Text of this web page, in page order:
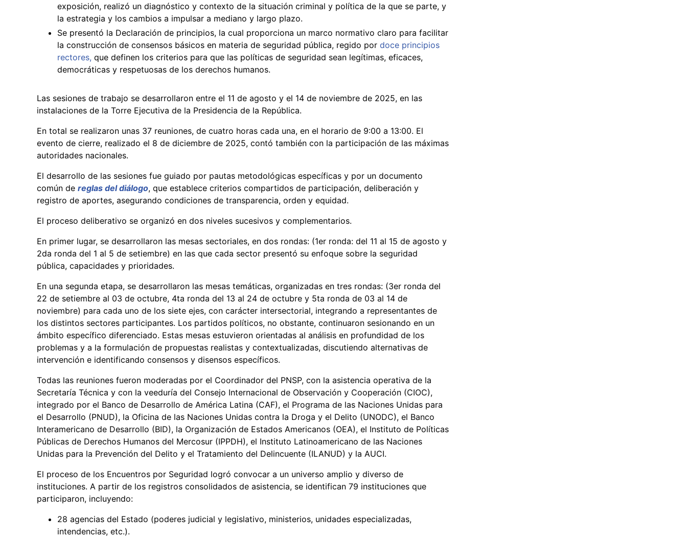
exposición, realizó un diagnóstico y contexto de la situación criminal y política de la que se parte, y
la estrategia y los cambios a impulsar a mediano y largo plazo.
Se presentó la Declaración de principios, la cual proporciona un marco normativo claro para facilitar
la construcción de consensos básicos en materia de seguridad pública, regido por doce principios
rectores, que definen los criterios para que las políticas de seguridad sean legítimas, eficaces,
democráticas y respetuosas de los derechos humanos.
Las sesiones de trabajo se desarrollaron entre el 11 de agosto y el 14 de noviembre de 2025, en las
instalaciones de la Torre Ejecutiva de la Presidencia de la República.
En total se realizaron unas 37 reuniones, de cuatro horas cada una, en el horario de 9:00 a 13:00. El
evento de cierre, realizado el 8 de diciembre de 2025, contó también con la participación de las máximas
autoridades nacionales.
El desarrollo de las sesiones fue guiado por pautas metodológicas específicas y por un documento
común de reglas del diálogo, que establece criterios compartidos de participación, deliberación y
registro de aportes, asegurando condiciones de transparencia, orden y equidad.
El proceso deliberativo se organizó en dos niveles sucesivos y complementarios.
En primer lugar, se desarrollaron las mesas sectoriales, en dos rondas: (1er ronda: del 11 al 15 de agosto y
2da ronda del 1 al 5 de setiembre) en las que cada sector presentó su enfoque sobre la seguridad
pública, capacidades y prioridades.
En una segunda etapa, se desarrollaron las mesas temáticas, organizadas en tres rondas: (3er ronda del
22 de setiembre al 03 de octubre, 4ta ronda del 13 al 24 de octubre y 5ta ronda de 03 al 14 de
noviembre) para cada uno de los siete ejes, con carácter intersectorial, integrando a representantes de
los distintos sectores participantes. Los partidos políticos, no obstante, continuaron sesionando en un
ámbito específico diferenciado. Estas mesas estuvieron orientadas al análisis en profundidad de los
problemas y a la formulación de propuestas realistas y contextualizadas, discutiendo alternativas de
intervención e identificando consensos y disensos específicos.
Todas las reuniones fueron moderadas por el Coordinador del PNSP, con la asistencia operativa de la
Secretaría Técnica y con la veeduría del Consejo Internacional de Observación y Cooperación (CIOC),
integrado por el Banco de Desarrollo de América Latina (CAF), el Programa de las Naciones Unidas para
el Desarrollo (PNUD), la Oficina de las Naciones Unidas contra la Droga y el Delito (UNODC), el Banco
Interamericano de Desarrollo (BID), la Organización de Estados Americanos (OEA), el Instituto de Políticas
Públicas de Derechos Humanos del Mercosur (IPPDH), el Instituto Latinoamericano de las Naciones
Unidas para la Prevención del Delito y el Tratamiento del Delincuente (ILANUD) y la AUCI.
El proceso de los Encuentros por Seguridad logró convocar a un universo amplio y diverso de
instituciones. A partir de los registros consolidados de asistencia, se identifican 79 instituciones que
participaron, incluyendo:
28 agencias del Estado (poderes judicial y legislativo, ministerios, unidades especializadas,
intendencias, etc.).